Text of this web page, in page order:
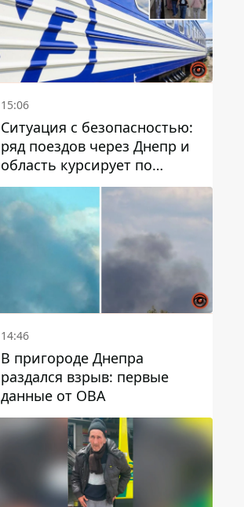
15:06
Ситуация с безопасностью:
ряд поездов через Днепр и
область курсирует по
измененному маршруту, а
часть пути заменили
автобусами и электричками
14:46
В пригороде Днепра
раздался взрыв: первые
данные от ОВА